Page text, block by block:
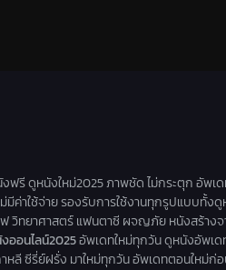
ฟรี ดูหนังใหม่2025 ภาพชัด ไม่กระตุก อัพเ
มีค่าใช้จ่าย รองรับการใช้งานทุกรูปแบบทั้
วิทยาศาสตร์ แฟนตาซี ผจญภัย หนังสร้างจ
ออนไลน์2025อัพเดทใหม่ทุกวัน ดูหนังอัพเด
หลี ซีรี่ย์ฝรั่ง มาใหม่ทุกวัน อัพเดทตอนใหม่ก่